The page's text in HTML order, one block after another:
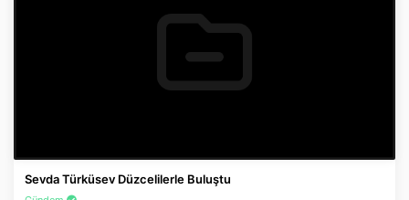
Sevda Türküsev Düzcelilerle Buluştu